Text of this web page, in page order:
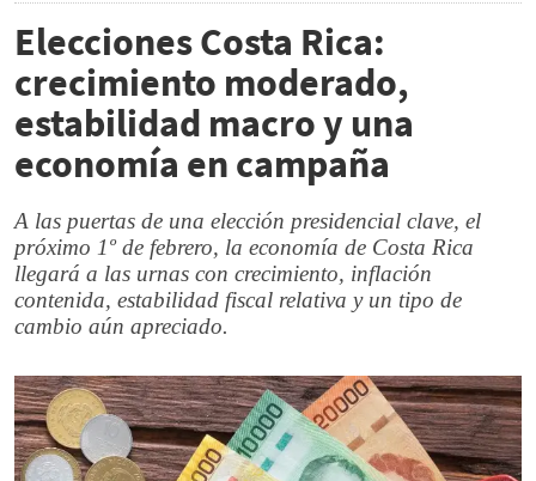
Elecciones Costa Rica:
crecimiento moderado,
estabilidad macro y una
economía en campaña
A las puertas de una elección presidencial clave, el
próximo 1º de febrero, la economía de Costa Rica
llegará a las urnas con crecimiento, inflación
contenida, estabilidad fiscal relativa y un tipo de
cambio aún apreciado.